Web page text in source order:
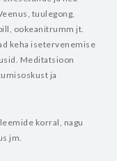
tuulegong,
ookeanitrumm jt.
keha isetervenemise
Meditatsioon
ja
korral, nagu
jm.